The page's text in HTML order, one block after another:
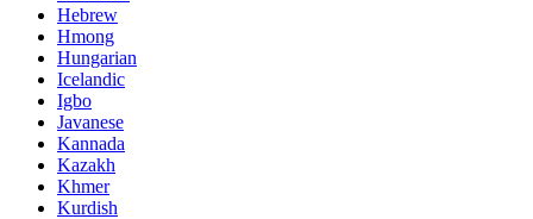
Hebrew
Hmong
Hungarian
Icelandic
Igbo
Javanese
Kannada
Kazakh
Khmer
Kurdish